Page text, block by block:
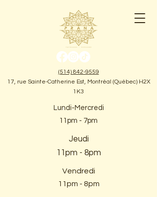
Lundi-Mercredi
11pm - 7pm
Vendredi
11pm - 8pm
(514) 842-9559
17, rue Sainte-Catherine Est, Montréal (Québec) H2X
1K3
Jeudi
11pm - 8pm